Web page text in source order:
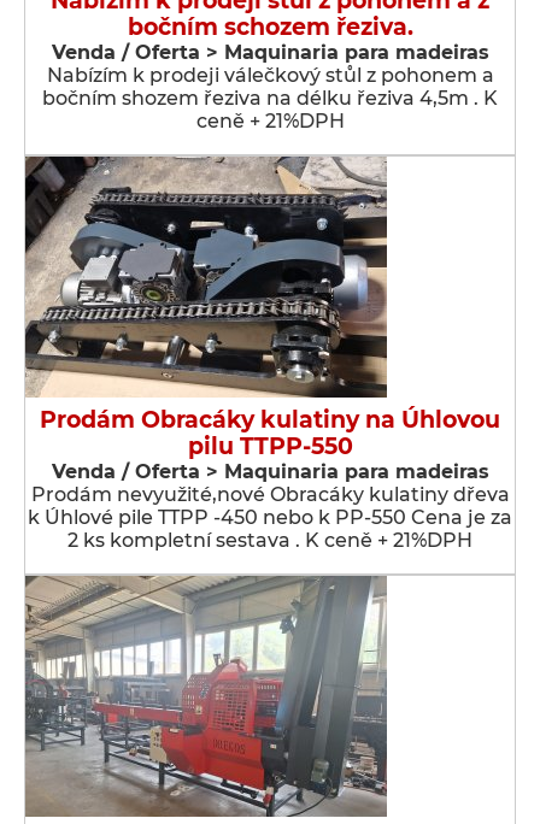
bočním schozem řeziva.
Venda / Oferta > Maquinaria para madeiras
Nabízím k prodeji válečkový stůl z pohonem a
bočním shozem řeziva na délku řeziva 4,5m . K
ceně + 21%DPH
Prodám Obracáky kulatiny na Úhlovou
pilu TTPP-550
Venda / Oferta > Maquinaria para madeiras
Prodám nevyužité,nové Obracáky kulatiny dřeva
k Úhlové pile TTPP -450 nebo k PP-550 Cena je za
2 ks kompletní sestava . K ceně + 21%DPH